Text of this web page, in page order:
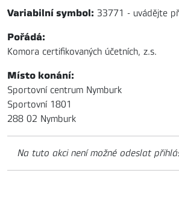
Variabilní symbol: 33771 - uvádějte
Pořádá:
Komora certifikovaných účetních, z.s.
Místo konání:
Sportovní centrum Nymburk
Sportovní 1801
288 02 Nymburk
Na tuto akci není možné odeslat